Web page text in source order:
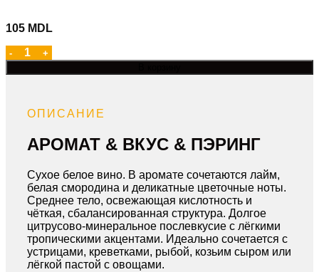
105 MDL
Количество товара Sauvignon Blanc
ОПИСАНИЕ
АРОМАТ & ВКУС & ПЭРИНГ
Сухое белое вино. В аромате сочетаются лайм,
белая смородина и деликатные цветочные ноты.
Среднее тело, освежающая кислотность и
чёткая, сбалансированная структура. Долгое
цитрусово-минеральное послевкусие с лёгкими
тропическими акцентами. Идеально сочетается с
устрицами, креветками, рыбой, козьим сыром или
лёгкой пастой с овощами.